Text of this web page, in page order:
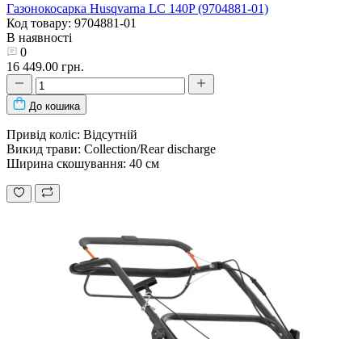
Газонокосарка Husqvarna LC 140P (9704881-01)
Код товару: 9704881-01
В наявності
0
16 449.00 грн.
До кошика
Привід коліс: Відсутній
Викид трави: Collection/Rear discharge
Ширина скошування: 40 см